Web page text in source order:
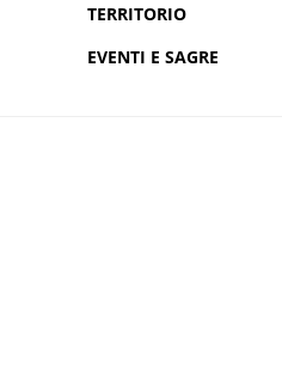
TERRITORIO
EVENTI E SAGRE